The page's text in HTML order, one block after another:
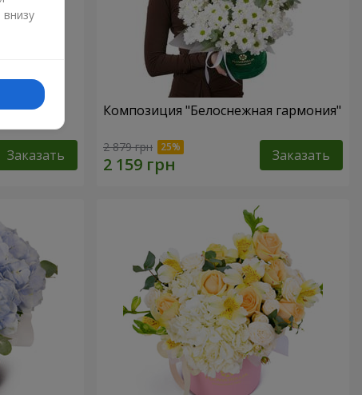
в
Заказать
Композиция "Белоснежная гармония"
2 879 грн Заказать